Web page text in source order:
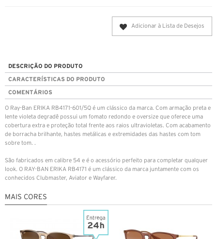
Adicionar à Lista de Desejos
DESCRIÇÃO DO PRODUTO
CARACTERÍSTICAS DO PRODUTO
COMENTÁRIOS
O Ray-Ban ERIKA RB4171-601/5Q é um clássico da marca. Com armação preta e
lente violeta degradê possui um fomato redondo e oversize que oferece uma
cobertura extra e proteção total frente aos raios ultravioletas. Com acabamento
de borracha brilhante, hastes metálicas e extremidades das hastes com tom
sobre tom. .
São fabricados em calibre 54 e é o acessório perfeito para completar qualquer
look. O RAY-BAN ERIKA RB4171 é um clássico da marca juntamente com os
conhecidos Clubmaster, Aviator e Wayfarer.
MAIS CORES